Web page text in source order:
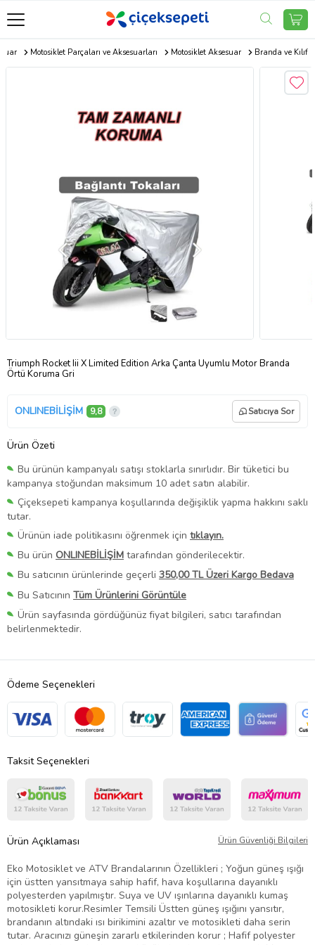
Motosiklet Parçaları ve Aksesuarları Motosiklet Aksesuar Branda ve Kılıf
Triumph Rocket Iii X Limited Edition Arka Çanta Uyumlu Motor Branda
Örtü Koruma Gri
ONLINEBİLİŞİM 9,8 Satıcıya Sor
Ürün Özeti
Bu ürünün kampanyalı satışı stoklarla sınırlıdır. Bir tüketici bu
kampanya stoğundan maksimum 10 adet satın alabilir.
Çiçeksepeti kampanya koşullarında değişiklik yapma hakkını saklı
tutar.
Ürünün iade politikasını öğrenmek için tıklayın.
Bu ürün ONLINEBİLİŞİM tarafından gönderilecektir.
Bu satıcının ürünlerinde geçerli 350,00 TL Üzeri Kargo Bedava
Bu Satıcının Tüm Ürünlerini Görüntüle
Ürün sayfasında gördüğünüz fiyat bilgileri, satıcı tarafından
belirlenmektedir.
Ödeme Seçenekleri
Taksit Seçenekleri
Ürün Açıklaması Ürün Güvenliği Bilgileri
Eko Motosiklet ve ATV Brandalarının Özellikleri ; Yoğun güneş ışığı
için üstten yansıtmaya sahip hafif, hava koşullarına dayanıklı
polyesterden yapılmıştır. Suya ve UV ışınlarına dayanıklı kumaş
motosikleti korur.Resimler Temsili Üstten güneş ışığını yansıtır,
brandanın altındaki ısı birikimini azaltır ve motosikleti daha serin
tutar. Aracınızı güneşin zararlı etkilerinden korur ; Hafif polyester